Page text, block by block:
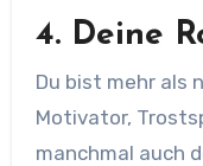
4. Deine
Du bist mehr als
Motivator,
manchmal auch